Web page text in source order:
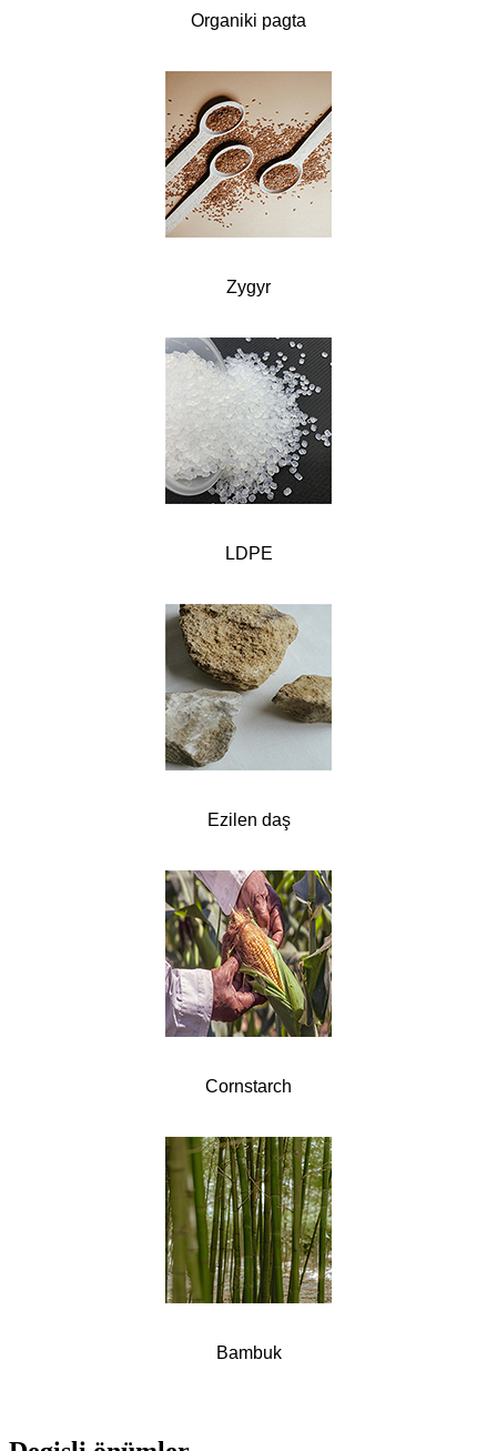
Organiki pagta
Zygyr
LDPE
Ezilen daş
Cornstarch
Bambuk